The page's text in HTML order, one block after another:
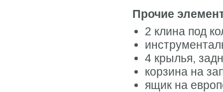
Прочие
2 клина под
4 крылья,
корзина на
ящик на